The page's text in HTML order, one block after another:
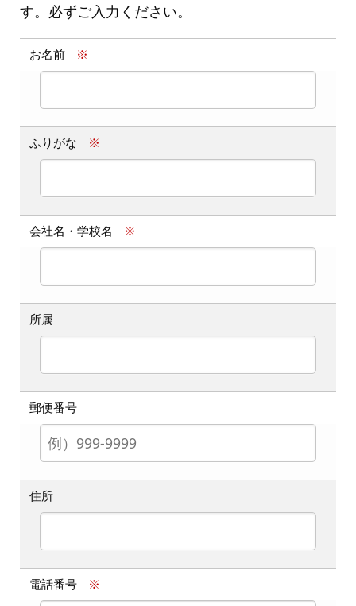
す。必ずご入力ください。
お名前 ※
ふりがな ※
会社名・学校名 ※
所属
郵便番号
住所
電話番号 ※